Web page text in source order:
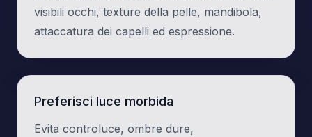
visibili occhi, texture della pelle, mandibola,
attaccatura dei capelli ed espressione.
Preferisci luce morbida
Evita controluce, ombre dure,